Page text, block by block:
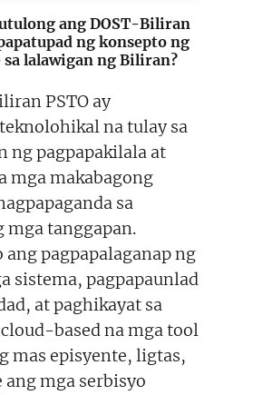
ang DOST-Biliran
ng konsepto ng
lalawigan ng Biliran?
PSTO ay
na tulay sa
ng pagpapakilala at
mga makabagong
sa
mga tanggapan.
pagpapalaganap ng
sistema, pagpapaunlad
at paghikayat sa
based na mga tool
mas episyente, ligtas,
ang mga serbisyo